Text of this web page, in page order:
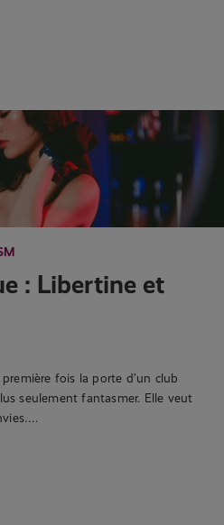
: Libertine et
fois la porte d’un club
seulement fantasmer. Elle veut